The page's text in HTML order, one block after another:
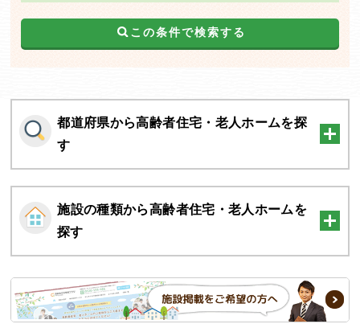
この条件で検索する
都道府県から高齢者住宅・老人ホームを探
す
施設の種類から高齢者住宅・老人ホームを
探す